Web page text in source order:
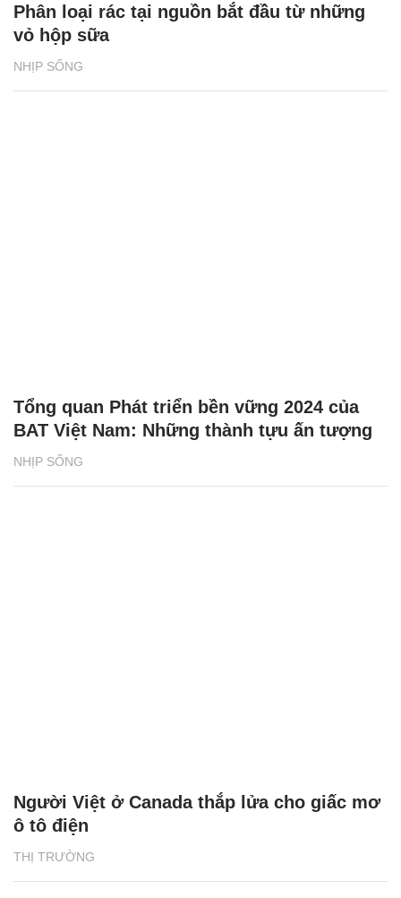
NHỊP SỐNG
Phân loại rác tại nguồn bắt đầu từ những
vỏ hộp sữa
NHỊP SỐNG
Tổng quan Phát triển bền vững 2024 của
BAT Việt Nam: Những thành tựu ấn tượng
THỊ TRƯỜNG
Người Việt ở Canada thắp lửa cho giấc mơ
ô tô điện